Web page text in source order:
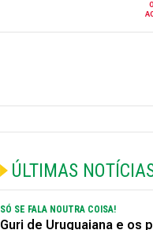
ÚLTIMAS
SÓ SE FALA NOUTRA COISA!
Guri de Uruguaiana e os